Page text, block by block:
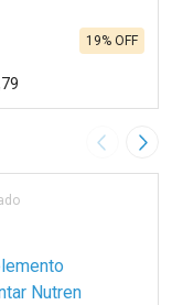
19% OFF
Imagem